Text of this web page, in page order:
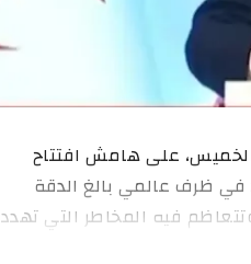
الخميس، على هامش افتتاح
في ظرف عالمي بالغ الدقة
فيه المخاطر التي تهدد